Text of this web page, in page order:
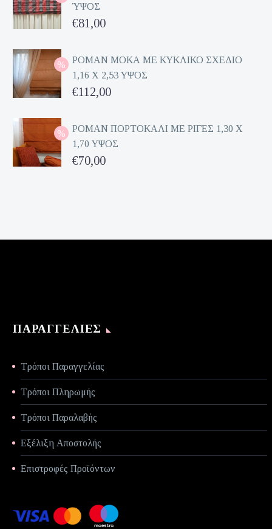
ΎΨΟΣ
Original
was:
€162,00.
€81,00
τρέχουσα
τιμή
είναι:
ΡΟΜΑΝ ΜΟΚΑ ΜΕ ΚΥΚΛΙΚΟ ΣΧΕΔΙΟ
1,16 Χ 2,53 ΥΨΟΣ
Original
was:
€224,00.
€112,00
τρέχουσα
τιμή
είναι:
ΡΟΜΑΝ ΠΟΡΤΟΚΑΛΙ ΜΕ ΡΙΓΕΣ 1,30 Χ
1,70 ΥΨΟΣ
Original
€70,00
ΠΑΡΑΓΓΕΛΊΕΣ
Τρόποι Παραγγελίας
Τρόποι Πληρωμής
Τρόποι Παραλαβής
Εξέλιξη Αποστολής
Επιστροφές Προϊόντων